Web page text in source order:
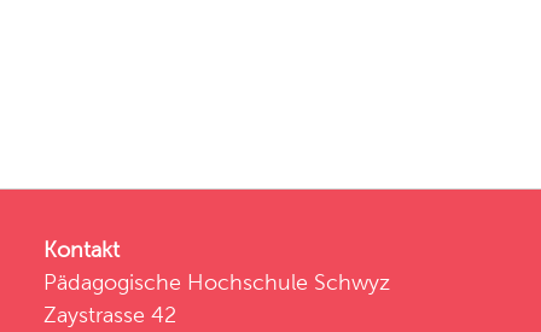
Kontakt
Pädagogische Hochschule Schwyz
Zaystrasse 42